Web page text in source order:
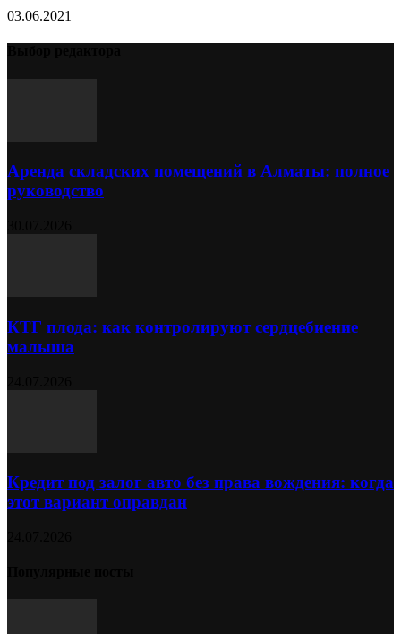
03.06.2021
Аренда складских помещений в Алматы: полное
руководство
КТГ плода: как контролируют сердцебиение
малыша
Кредит под залог авто без права вождения: когда
этот вариант оправдан